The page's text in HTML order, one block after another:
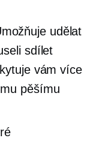
udělat
sdílet
vám více
pěšímu